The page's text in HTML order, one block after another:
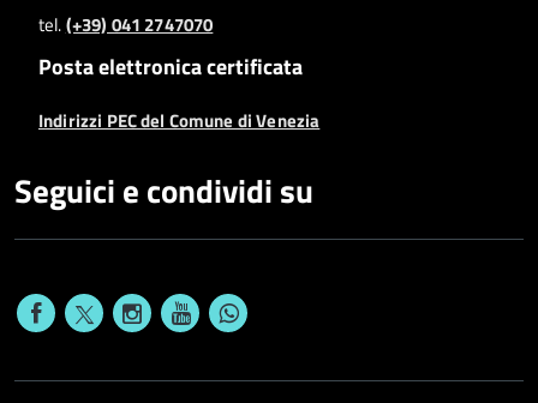
tel.(+39) 041 2747070
Posta elettronica certificata
Indirizzi PEC del Comune di Venezia
Seguici e condividi su